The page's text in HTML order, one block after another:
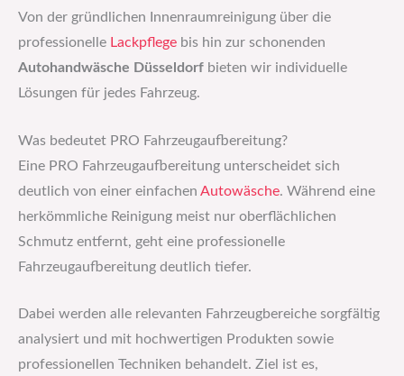
Von der gründlichen Innenraumreinigung über die
professionelle Lackpflege bis hin zur schonenden
Autohandwäsche Düsseldorf bieten wir individuelle
Lösungen für jedes Fahrzeug.
Was bedeutet PRO Fahrzeugaufbereitung?
Eine PRO Fahrzeugaufbereitung unterscheidet sich
deutlich von einer einfachen Autowäsche. Während eine
herkömmliche Reinigung meist nur oberflächlichen
Schmutz entfernt, geht eine professionelle
Fahrzeugaufbereitung deutlich tiefer.
Dabei werden alle relevanten Fahrzeugbereiche sorgfältig
analysiert und mit hochwertigen Produkten sowie
professionellen Techniken behandelt. Ziel ist es,